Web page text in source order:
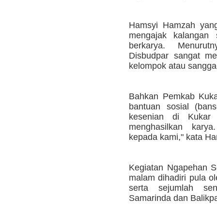
Hamsyi Hamzah
mengajak
berkarya.
Disbudpar sangat
kelompok atau
Bahkan Pemkab
bantuan sosial
kesenian di Kukar
menghasilkan
kepada kami," kata
Kegiatan Ngapehan
malam dihadiri pula
serta sejumlah
Samarinda dan